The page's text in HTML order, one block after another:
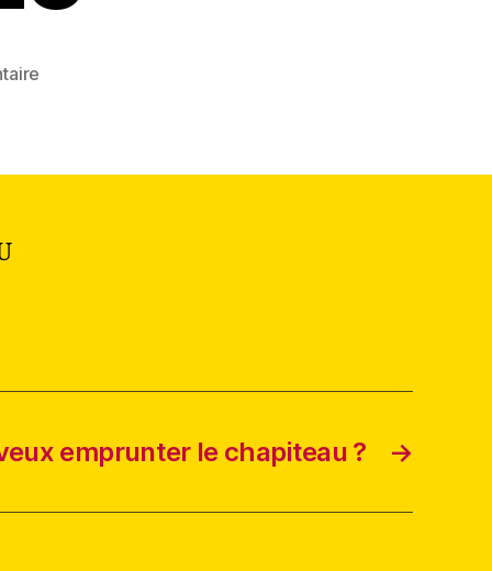
→
emprunter le chapiteau ?